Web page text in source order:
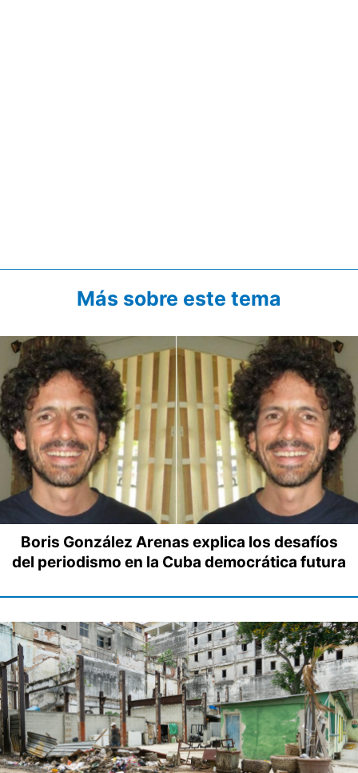
Más sobre este tema
Boris González Arenas explica los desafíos
del periodismo en la Cuba democrática futura